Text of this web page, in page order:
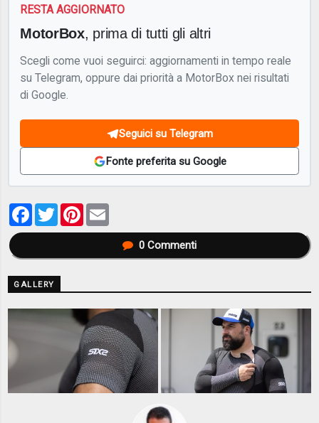
RESTA AGGIORNATO
MotorBox, prima di tutti gli altri
Scegli come vuoi seguirci: aggiornamenti in tempo reale
su Telegram, oppure dai priorità a MotorBox nei risultati
di Google.
Seguici su Telegram
Fonte preferita su Google
Facebook
TwitterPinterest
0Commenti
GALLERY